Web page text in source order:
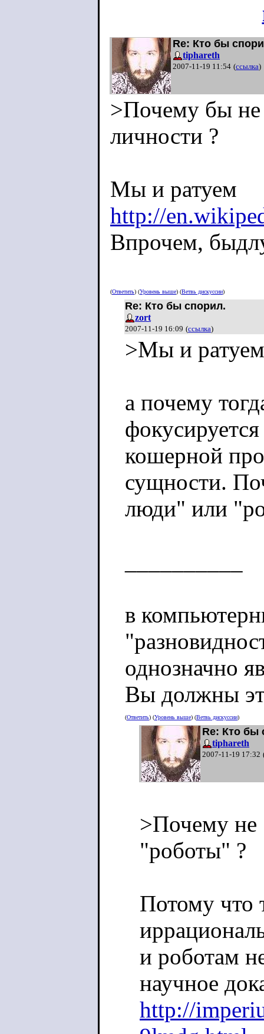
Re: Кто бы
tiphareth
2007-11-19 11:54 (ссылка)
>Почему бы не
личности ?
Мы и ратуем
http://
Впрочем,
(Ответить) (Уровень выше) (Ветвь дискуссии)
Re: Кто бы спорил.
zort
2007-11-19 16:09 (ссылка)
>Мы и ратуем
а почему
кошерной
сущности.
люди" или
в
однозначно
Вы должны
(Ответить) (Уровень выше) (Ветвь дискуссии)
Re: Кто бы
tiphareth
2007-11-19 17:32
>Почему не
"роботы" ?
Потому что
и роботам
научное
http://